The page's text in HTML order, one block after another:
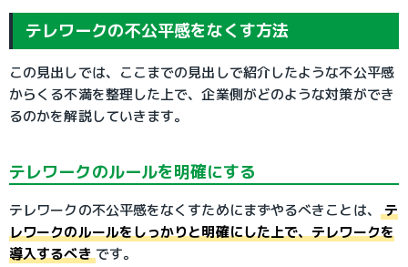
テレワークの不公平感をなくす方法
この見出しでは、ここまでの見出しで紹介したような不公平感
からくる不満を整理した上で、企業側がどのような対策ができ
るのかを解説していきます。
テレワークのルールを明確にする
テレワークの不公平感をなくすためにまずやるべきことは、
テ
レワークのルールをしっかりと明確にした上で、テレワークを
導入するべきです。